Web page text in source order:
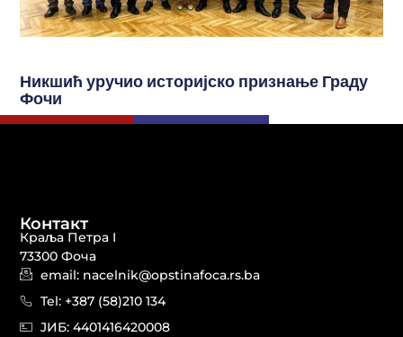
Никшић уручио историјско признање Граду
Фочи
Контакт
Краља Петра I
73300 Фоча
email: nacelnik@opstinafoca.rs.ba
Tel: +387 (58)210 134
JИБ: 44014164​20008